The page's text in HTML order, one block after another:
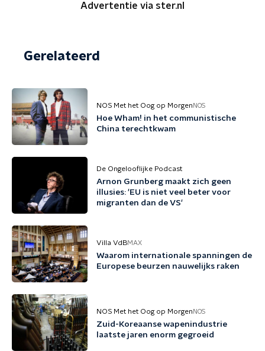
Advertentie via ster.nl
Gerelateerd
NOS Met het Oog op Morgen NOS
Hoe Wham! in het communistische
China terechtkwam
De Ongelooflijke Podcast
Arnon Grunberg maakt zich geen
illusies: 'EU is niet veel beter voor
migranten dan de VS'
Villa VdBMAX
Waarom internationale spanningen de
Europese beurzen nauwelijks raken
NOS Met het Oog op Morgen NOS
Zuid-Koreaanse wapenindustrie
laatste jaren enorm gegroeid